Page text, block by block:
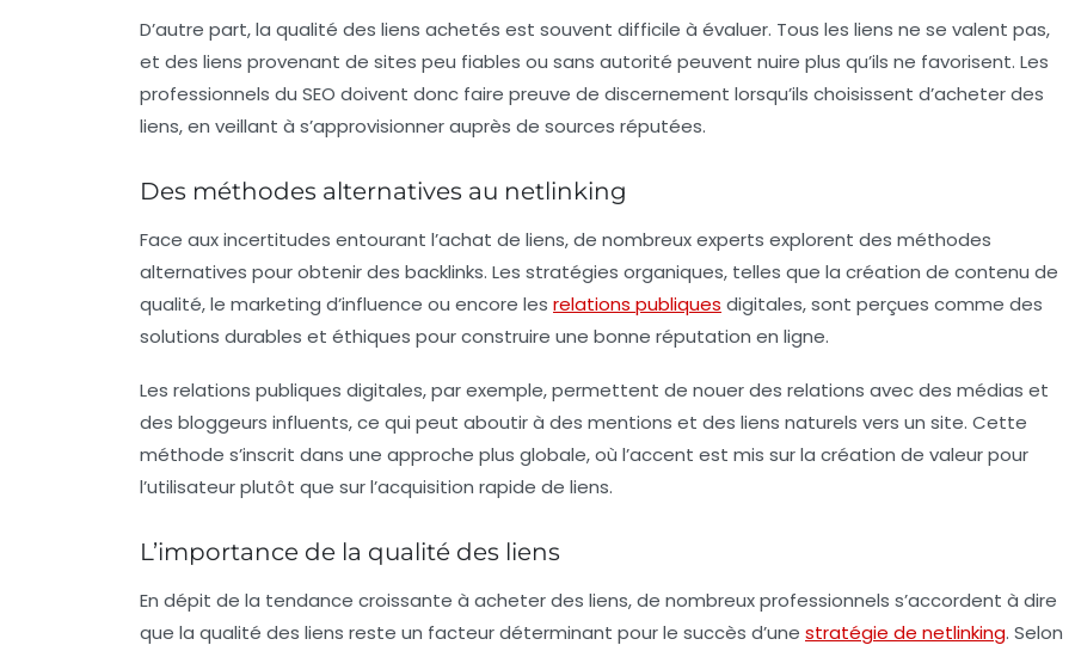
D’autre part, la qualité des liens achetés est souvent difficile à évaluer. Tous les liens ne se valent pas,
et des liens provenant de sites peu fiables ou sans autorité peuvent nuire plus qu’ils ne favorisent. Les
professionnels du SEO doivent donc faire preuve de discernement lorsqu’ils choisissent d’acheter des
liens, en veillant à s’approvisionner auprès de sources réputées.
Des méthodes alternatives au netlinking
Face aux incertitudes entourant l’achat de liens, de nombreux experts explorent des méthodes
alternatives pour obtenir des backlinks. Les stratégies organiques, telles que la création de contenu de
qualité, le marketing d’influence ou encore les relations publiques digitales, sont perçues comme des
solutions durables et éthiques pour construire une bonne réputation en ligne.
Les relations publiques digitales, par exemple, permettent de nouer des relations avec des médias et
des bloggeurs influents, ce qui peut aboutir à des mentions et des liens naturels vers un site. Cette
méthode s’inscrit dans une approche plus globale, où l’accent est mis sur la création de valeur pour
l’utilisateur plutôt que sur l’acquisition rapide de liens.
L’importance de la qualité des liens
En dépit de la tendance croissante à acheter des liens, de nombreux professionnels s’accordent à dire
que la qualité des liens reste un facteur déterminant pour le succès d’une stratégie de netlinking. Selon